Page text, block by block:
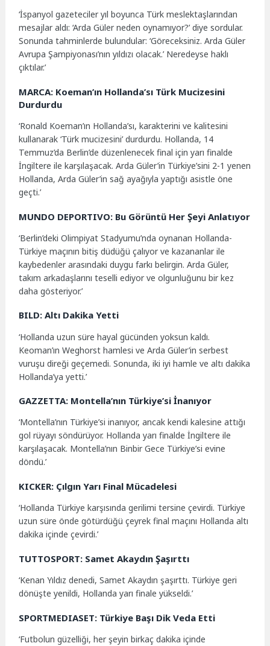
‘İspanyol gazeteciler yıl boyunca Türk meslektaşlarından
mesajlar aldı: ‘Arda Güler neden oynamıyor?’ diye sordular.
Sonunda tahminlerde bulundular: ‘Göreceksiniz. Arda Güler
Avrupa Şampiyonası’nın yıldızı olacak.’ Neredeyse haklı
çıktılar.’
MARCA: Koeman’ın Hollanda’sı Türk Mucizesini
Durdurdu
‘Ronald Koeman’ın Hollanda’sı, karakterini ve kalitesini
kullanarak ‘Türk mucizesini’ durdurdu. Hollanda, 14
Temmuz’da Berlin’de düzenlenecek final için yarı finalde
İngiltere ile karşılaşacak. Arda Güler’in Türkiye’sini 2-1 yenen
Hollanda, Arda Güler’in sağ ayağıyla yaptığı asistle öne
geçti.’
MUNDO DEPORTIVO: Bu Görüntü Her Şeyi Anlatıyor
‘Berlin’deki Olimpiyat Stadyumu’nda oynanan Hollanda-
Türkiye maçının bitiş düdüğü çalıyor ve kazananlar ile
kaybedenler arasındaki duygu farkı belirgin. Arda Güler,
takım arkadaşlarını teselli ediyor ve olgunluğunu bir kez
daha gösteriyor.’
BILD: Altı Dakika Yetti
‘Hollanda uzun süre hayal gücünden yoksun kaldı.
Keoman’ın Weghorst hamlesi ve Arda Güler’in serbest
vuruşu direği geçemedi. Sonunda, iki iyi hamle ve altı dakika
Hollanda’ya yetti.’
GAZZETTA: Montella’nın Türkiye’si İnanıyor
‘Montella’nın Türkiye’si inanıyor, ancak kendi kalesine attığı
gol rüyayı söndürüyor. Hollanda yarı finalde İngiltere ile
karşılaşacak. Montella’nın Binbir Gece Türkiye’si evine
döndü.’
KICKER: Çılgın Yarı Final Mücadelesi
‘Hollanda Türkiye karşısında gerilimi tersine çevirdi. Türkiye
uzun süre önde götürdüğü çeyrek final maçını Hollanda altı
dakika içinde çevirdi.’
TUTTOSPORT: Samet Akaydın Şaşırttı
‘Kenan Yıldız denedi, Samet Akaydın şaşırttı. Türkiye geri
dönüşte yenildi, Hollanda yarı finale yükseldi.’
SPORTMEDIASET: Türkiye Başı Dik Veda Etti
‘Futbolun güzelliği, her şeyin birkaç dakika içinde